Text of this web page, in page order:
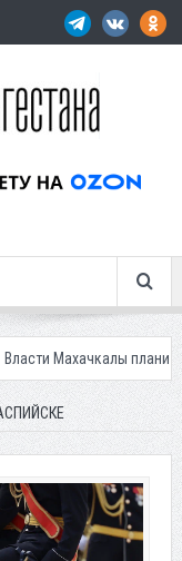
новую систему